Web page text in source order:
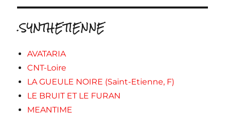
.SYNTHETIENNE
AVATARIA
CNT-Loire
LA GUEULE NOIRE (Saint-Etienne, F)
LE BRUIT ET LE FURAN
MEANTIME